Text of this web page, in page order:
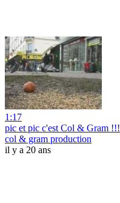
1:17
pic et pic c'est Col & Gram !!!
col & gram production
il y a 20 ans